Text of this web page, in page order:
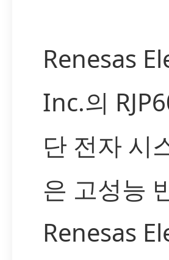
Renesas
Inc.의
단 전자 시
은 고성능
Renesas